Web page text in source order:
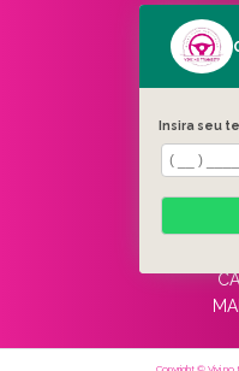
Copyright © Vivi
Insira seu